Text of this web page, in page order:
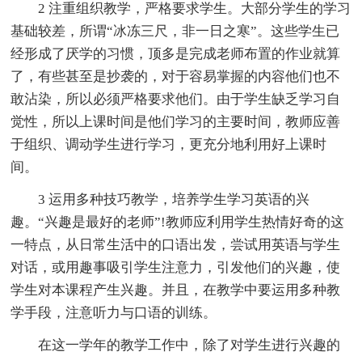
2 注重组织教学，严格要求学生。大部分学生的学习
基础较差，所谓“冰冻三尺，非一日之寒”。这些学生已
经形成了厌学的习惯，顶多是完成老师布置的作业就算
了，有些甚至是抄袭的，对于容易掌握的内容他们也不
敢沾染，所以必须严格要求他们。由于学生缺乏学习自
觉性，所以上课时间是他们学习的主要时间，教师应善
于组织、调动学生进行学习，更充分地利用好上课时
间。
3 运用多种技巧教学，培养学生学习英语的兴
趣。“兴趣是最好的老师”!教师应利用学生热情好奇的这
一特点，从日常生活中的口语出发，尝试用英语与学生
对话，或用趣事吸引学生注意力，引发他们的兴趣，使
学生对本课程产生兴趣。并且，在教学中要运用多种教
学手段，注意听力与口语的训练。
在这一学年的教学工作中，除了对学生进行兴趣的